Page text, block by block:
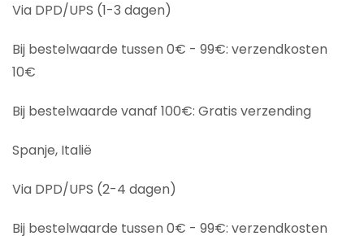
Via DPD/UPS (1-3 dagen)
Bij bestelwaarde tussen 0€ - 99€: verzendkosten
10€
Bij bestelwaarde vanaf 100€: Gratis verzending
Spanje, Italië
Via DPD/UPS (2-4 dagen)
Bij bestelwaarde tussen 0€ - 99€: verzendkosten